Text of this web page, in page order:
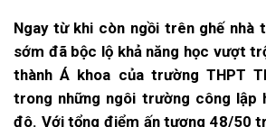
Ngay từ khi còn ngồi trên ghế nhà
sớm đã bộc lộ khả năng học vượt
thành Á khoa của trường THPT
trong những ngôi trường công lập
đô. Với tổng điểm ấn tượng 48/50